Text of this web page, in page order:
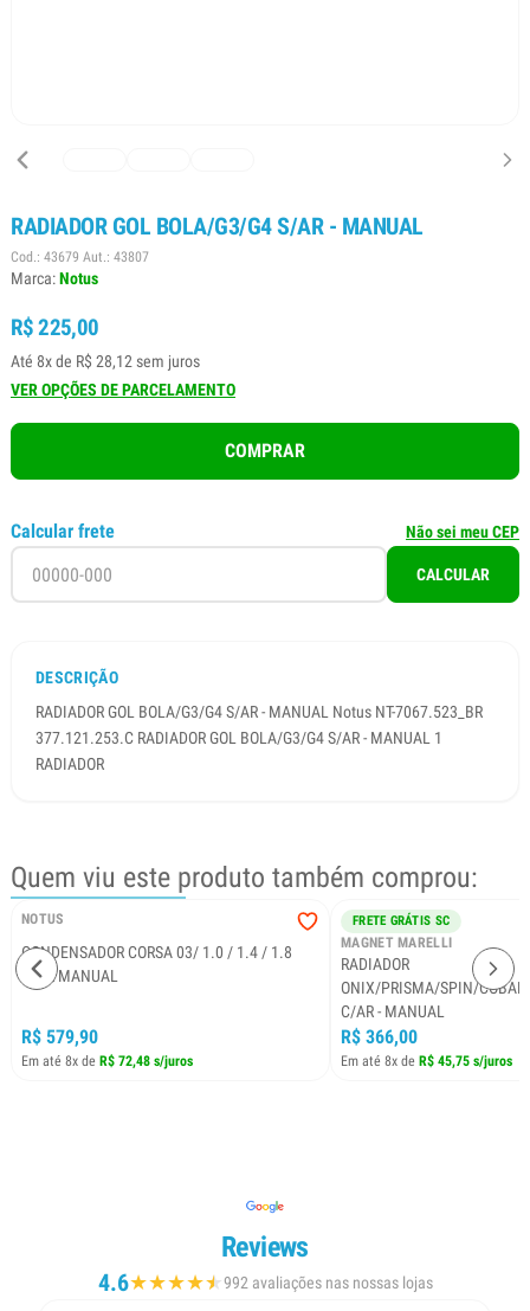
RADIADOR GOL BOLA/G3/G4 S/AR - MANUAL
Cod.: 43679 Aut.: 43807
Marca:Notus
R$ 225,00
Até 8x de R$ 28,12 sem juros
VER OPÇÕES DE PARCELAMENTO
COMPRAR
Calcular frete Não sei meu CEP
CALCULAR
DESCRIÇÃO
RADIADOR GOL BOLA/G3/G4 S/AR - MANUAL Notus NT-7067.523_BR
377.121.253.C RADIADOR GOL BOLA/G3/G4 S/AR - MANUAL 1
RADIADOR
Quem viu este produto também comprou:
NOTUS
CONDENSADOR CORSA 03/ 1.0 / 1.4 / 1.8
C/AR MANUAL
R$ 579,90
Em até 8x de R$ 72,48 s/juros
FRETE GRÁTIS SC
MAGNET MARELLI
RADIADOR
ONIX/PRISMA/SPIN/
C/AR - MANUAL
R$ 366,00
Em até 8x de R$ 45,75 s/juros
Reviews
4.6★★★★★
★992 avaliações nas nossas lojas